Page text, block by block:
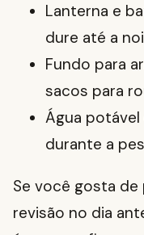
Lanterna e
dure até a
Fundo para
sacos para
Água
durante a
Se você gosta de
revisão no dia